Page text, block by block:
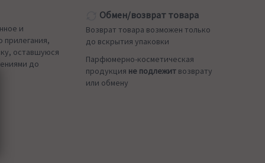
и
прилегания,
оставшуюся
до
Обмен/возврат товара
Возврат товара возможен только
до вскрытия упаковки
Парфюмерно-косметическая
продукция не подлежит возврату
или обмену